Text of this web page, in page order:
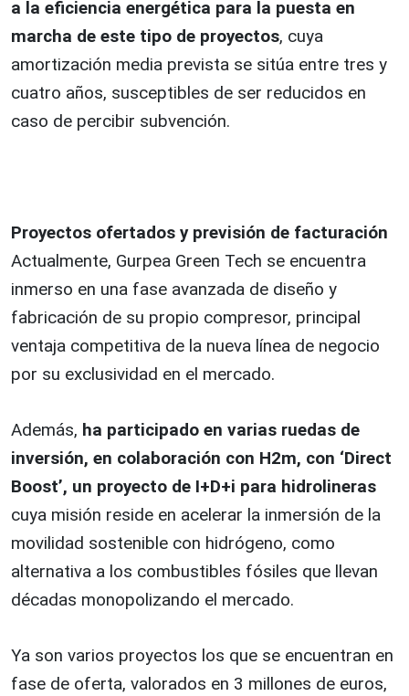
a la eficiencia energética para la puesta en
marcha de este tipo de proyectos, cuya
amortización media prevista se sitúa entre tres y
cuatro años, susceptibles de ser reducidos en
caso de percibir subvención.
Proyectos ofertados y previsión de facturación
Actualmente, Gurpea Green Tech se encuentra
inmerso en una fase avanzada de diseño y
fabricación de su propio compresor, principal
ventaja competitiva de la nueva línea de negocio
por su exclusividad en el mercado.
Además, ha participado en varias ruedas de
inversión, en colaboración con H2m, con ‘Direct
Boost’, un proyecto de I+D+i para hidrolineras
cuya misión reside en acelerar la inmersión de la
movilidad sostenible con hidrógeno, como
alternativa a los combustibles fósiles que llevan
décadas monopolizando el mercado.
Ya son varios proyectos los que se encuentran en
fase de oferta, valorados en 3 millones de euros,